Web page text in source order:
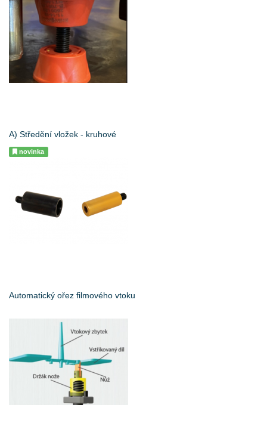
A) Středění vložek - kruhové
novinka
Automatický ořez filmového vtoku